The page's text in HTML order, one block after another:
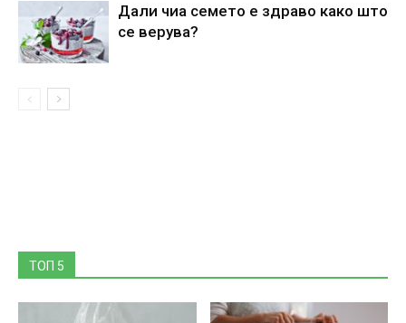
Дали чиа семето е здраво како што
се верува?
ТОП 5